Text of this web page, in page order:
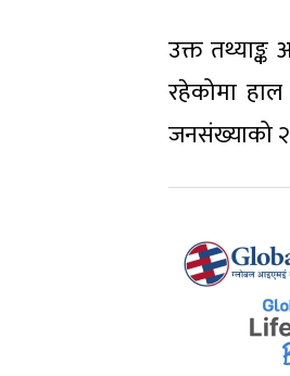
उक्त
रहेकोमा
जनसंख्याको